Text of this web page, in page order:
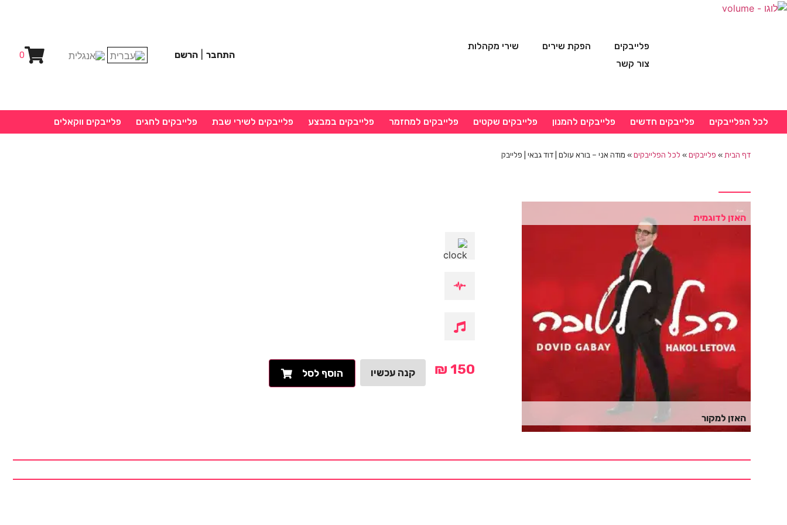
פלייבקים הפקת שירים
שירי מקהלות
צור קשר
התחבר הרשם 0
לכל הפלייבקים פלייבקים חדשים פלייבקים להמנון פלייבקים שקטים פלייבקים למחזמר פלייבקים במבצע פלייבקים לשירי שבת פלייבקים לחגים פלייבקים ווקאלים
דף הבית » פלייבקים» לכל הפלייבקים» מודה אני – בורא עולם | דוד גבאי | פלייבק
האזן לדוגמית
האזן למקור
₪ 150 קנה עכשיו הוסף לסל